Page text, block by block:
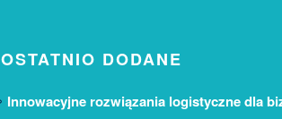
OSTATNIO DODANE
Innowacyjne rozwiązania logistyczne dla